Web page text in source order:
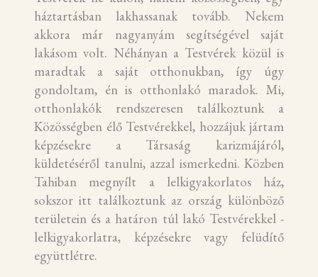
háztartásban lakhassanak tovább. Nekem
akkora már nagyanyám segítségével saját
lakásom volt. Néhányan a Testvérek közül is
maradtak a saját otthonukban, így úgy
gondoltam, én is otthonlakó maradok. Mi,
otthonlakók rendszeresen találkoztunk a
Közösségben élő Testvérekkel, hozzájuk jártam
képzésekre a Társaság karizmájáról,
küldetéséről tanulni, azzal ismerkedni. Közben
Tahiban megnyílt a lelkigyakorlatos ház,
sokszor itt találkoztunk az ország különböző
területein és a határon túl lakó Testvérekkel -
lelkigyakorlatra, képzésekre vagy felüdítő
együttlétre.